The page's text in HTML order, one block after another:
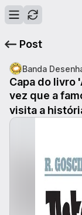
Post
Banda
Capa do livro
vez que a
visita a